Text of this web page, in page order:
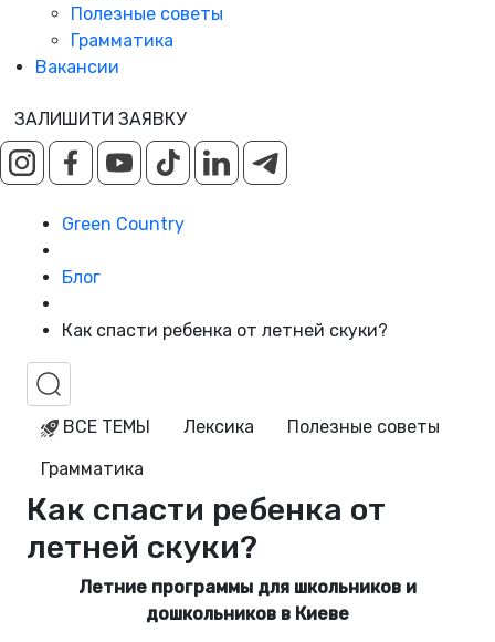
Полезные советы
Грамматика
Вакансии
ЗАЛИШИТИ ЗАЯВКУ
Green Country
Блог
Как спасти ребенка от летней скуки?
ВСЕ ТЕМЫ Лексика
Полезные советы
Грамматика
Как спасти ребенка от
летней скуки?
Летние программы для школьников и
дошкольников в Киеве